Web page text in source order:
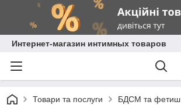
Интернет-магазин интимных товаров
Товари та послуги БДСМ та фетиш